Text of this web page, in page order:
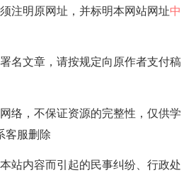
注明原网址，并标明本网站网址中
名文章，请按规定向原作者支付稿
络，不保证资源的完整性，仅供学
客服删除
站内容而引起的民事纠纷、行政处